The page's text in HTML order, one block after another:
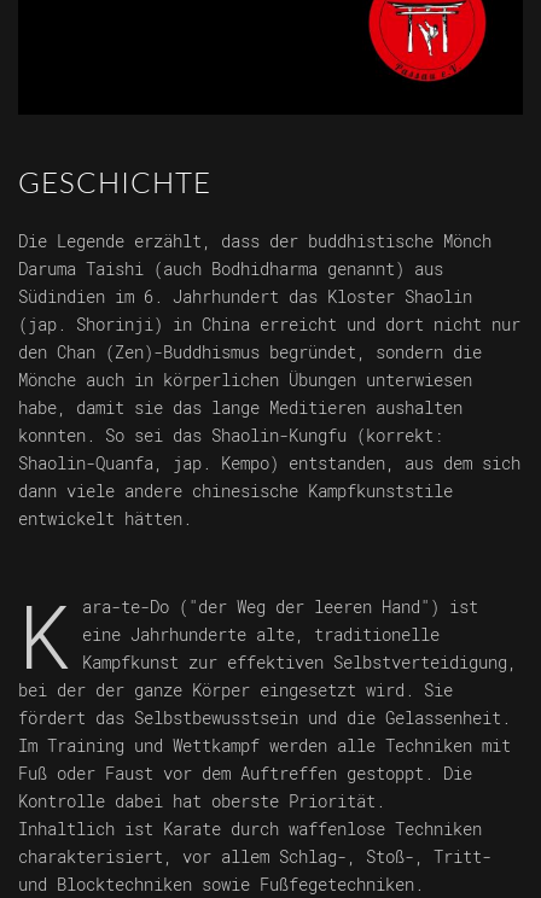
GESCHICHTE
Die Legende erzählt, dass der buddhistische Mönch
Daruma Taishi (auch Bodhidharma genannt) aus
Südindien im 6. Jahrhundert das Kloster Shaolin
(jap. Shorinji) in China erreicht und dort nicht nur
den Chan (Zen)-Buddhismus begründet, sondern die
Mönche auch in körperlichen Übungen unterwiesen
habe, damit sie das lange Meditieren aushalten
konnten. So sei das Shaolin-Kungfu (korrekt:
Shaolin-Quanfa, jap. Kempo) entstanden, aus dem sich
dann viele andere chinesische Kampfkunststile
entwickelt hätten.
K
ara-te-Do ("der Weg der leeren Hand") ist
eine Jahrhunderte alte, traditionelle
Kampfkunst zur effektiven Selbstverteidigung,
bei der der ganze Körper eingesetzt wird. Sie
fördert das Selbstbewusstsein und die Gelassenheit.
Im Training und Wettkampf werden alle Techniken mit
Fuß oder Faust vor dem Auftreffen gestoppt. Die
Kontrolle dabei hat oberste Priorität.
Inhaltlich ist Karate durch waffenlose Techniken
charakterisiert, vor allem Schlag-, Stoß-, Tritt-
und Blocktechniken sowie Fußfegetechniken.